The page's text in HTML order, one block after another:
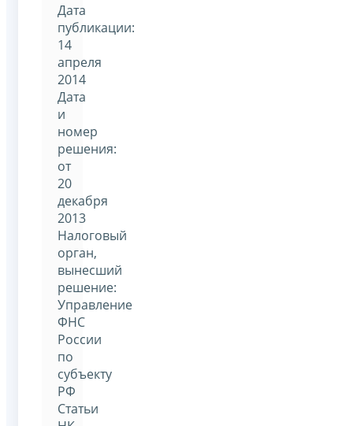
Дата
публикации:
14
апреля
2014
Дата
и
номер
решения:
от
20
декабря
2013
Налоговый
орган,
вынесший
решение:
Управление
ФНС
России
по
субъекту
РФ
Статьи